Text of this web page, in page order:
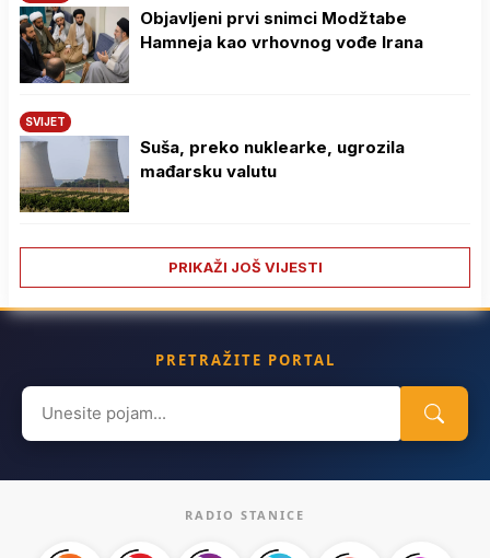
Objavljeni prvi snimci Modžtabe
Hamneja kao vrhovnog vođe Irana
SVIJET
Suša, preko nuklearke, ugrozila
mađarsku valutu
PRIKAŽI JOŠ VIJESTI
PRETRAŽITE PORTAL
Search
for:
RADIO STANICE